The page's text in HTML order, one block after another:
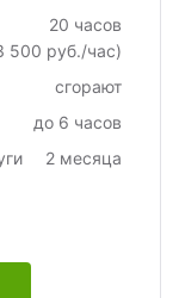
20 часов
500 руб./час)
сгорают
до 6 часов
2 месяца